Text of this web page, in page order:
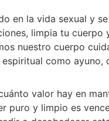
en la vida sexual y
limpia tu
nuestro cuerpo
como ayuno,
valor hay en
puro y limpio es